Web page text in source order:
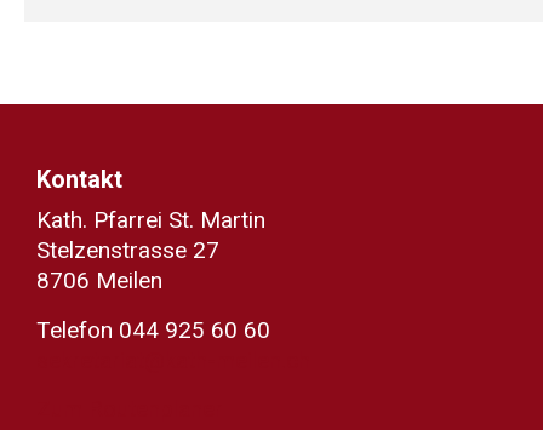
Kontakt
Kath. Pfarrei St. Martin
Stelzenstrasse 27
8706 Meilen
Telefon 044 925 60 60